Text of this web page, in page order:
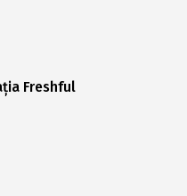
Freshful